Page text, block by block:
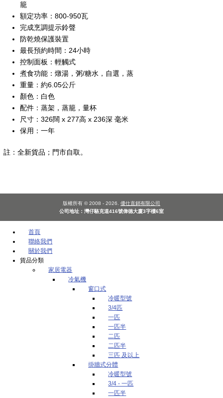
籠
額定功率：800-950瓦
完成烹調提示鈴聲
防乾燒保護裝置
最長預約時間：24小時
控制面板：輕觸式
煮食功能：燉湯，粥/糖水，自選，蒸
重量：約6.05公斤
顏色：白色
配件：蒸架，蒸籠，量杯
尺寸：326闊 x 277高 x 236深 毫米
保用：一年
註：全新貨品；門市自取。
版權所有 © 2008 - 2026. 優仕直銷有限公司
公司地址：灣仔駱克道416號偉德大廈3字樓6室
首頁
聯絡我們
關於我們
貨品分類
家居電器
冷氣機
窗口式
冷暖型號
3/4匹
一匹
一匹半
二匹
二匹半
三匹 及以上
掛牆式分體
冷暖型號
3/4 - 一匹
一匹半